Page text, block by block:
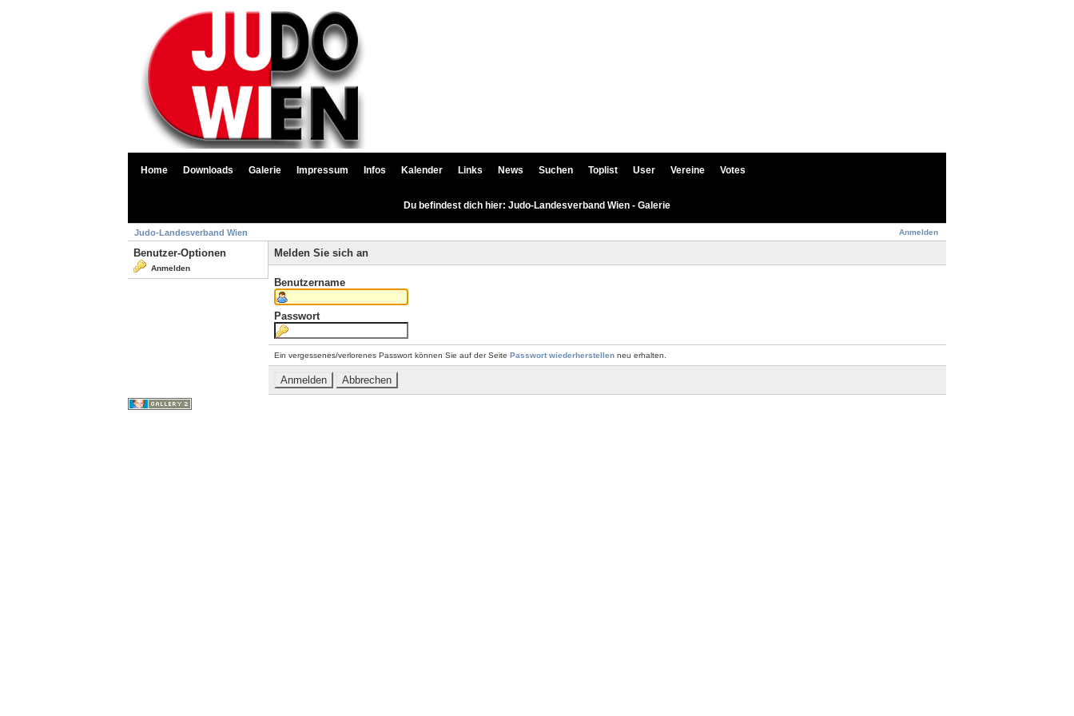
Home Downloads Galerie Impressum Infos Kalender Links News Suchen Toplist User Vereine Votes
Du befindest dich hier: Judo-Landesverband Wien - Galerie
Anmelden
Judo-Landesverband Wien
Benutzer-Optionen
Anmelden
Melden Sie sich an
Benutzername
Passwort
Ein vergessenes/verlorenes Passwort können Sie auf der Seite Passwort wiederherstellen neu erhalten.